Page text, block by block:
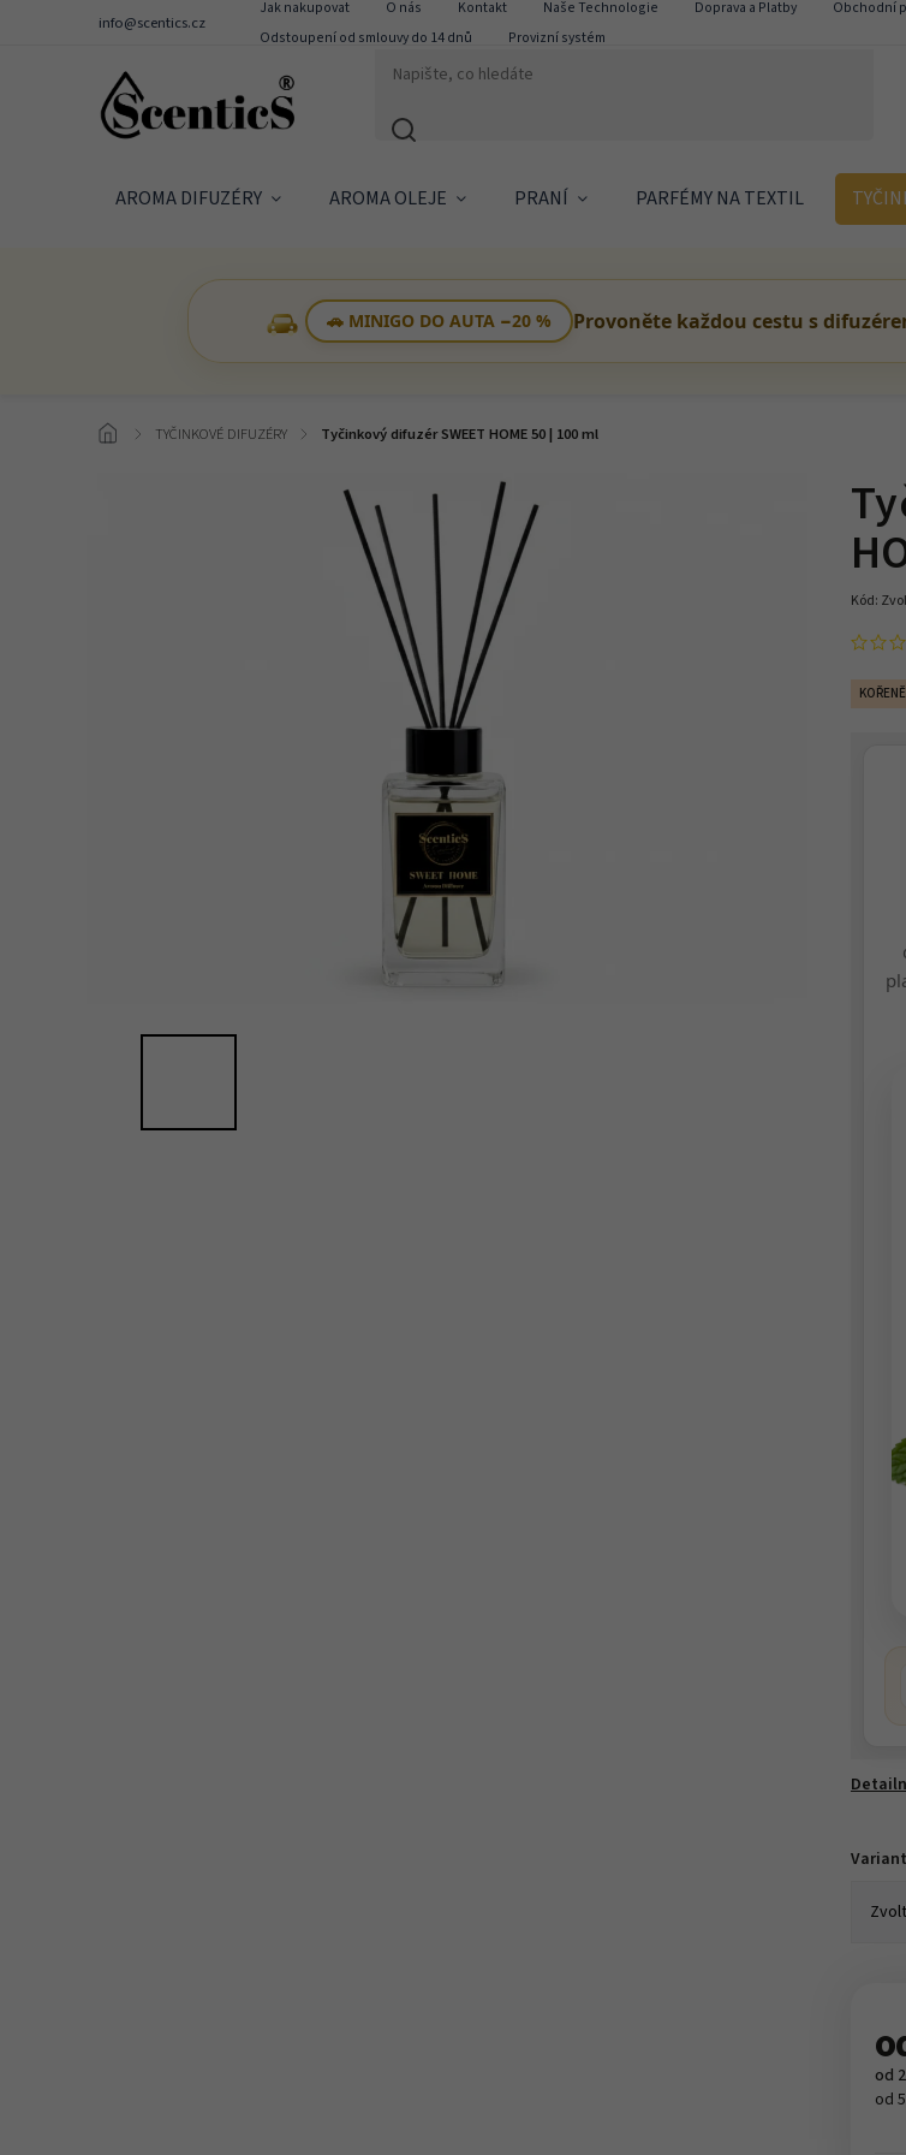
info@scentics.cz
Jak nakupovat O nás Kontakt Naše Technologie Doprava a Platby Obchodní
Odstoupení od smlouvy do 14 dnů
Provizní systém
AROMA DIFUZÉRY AROMA OLEJE PRANÍ PARFÉMY NA TEXTIL
🚗 MINIGO DO AUTA −20 % Provoněte každou cestu s
/ TYČINKOVÉ DIFUZÉRY / Tyčinkový difuzér SWEET HOME 50 | 100 ml
Kód:
od
od